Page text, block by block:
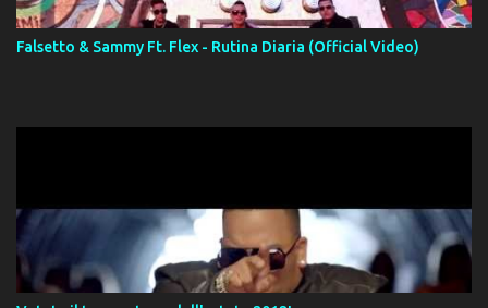
Falsetto & Sammy Ft. Flex - Rutina Diaria (Official Video)